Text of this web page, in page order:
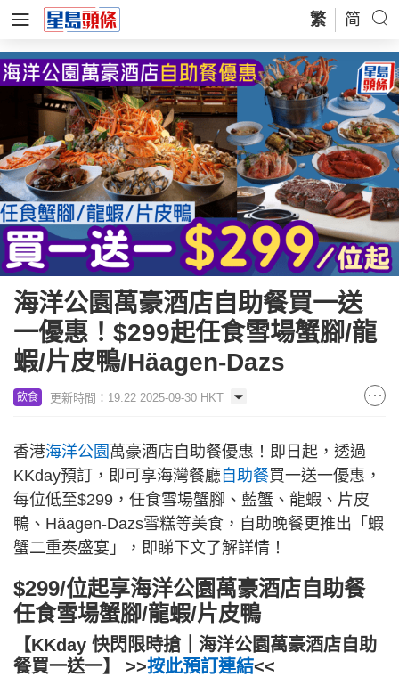
繁 简
海洋公園萬豪酒店自助餐買一送
一優惠！$299起任食雪場蟹腳/龍
蝦/片皮鴨/Häagen-Dazs
飲食 更新時間：19:22 2025-09-30 HKT
香港海洋公園 萬豪酒店自助餐優惠！即日起，透過
KKday預訂，即可享海灣餐廳 自助餐買一送一優惠，
每位低至$299，任食雪場蟹腳、藍蟹、龍蝦、片皮
鴨、Häagen-Dazs雪糕等美食，自助晚餐更推出「蝦
蟹二重奏盛宴」，即睇下文了解詳情！
$299/位起享海洋公園萬豪酒店自助餐
任食雪場蟹腳/龍蝦/片皮鴨
【KKday 快閃限時搶｜海洋公園萬豪酒店自助
餐買一送一】 >>按此預訂連結<<